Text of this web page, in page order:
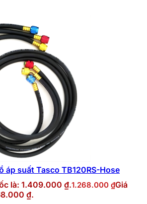
áp suất Tasco TB120RS-Hose
là: 1.409.000 ₫.1.268.000 ₫Giá
₫.